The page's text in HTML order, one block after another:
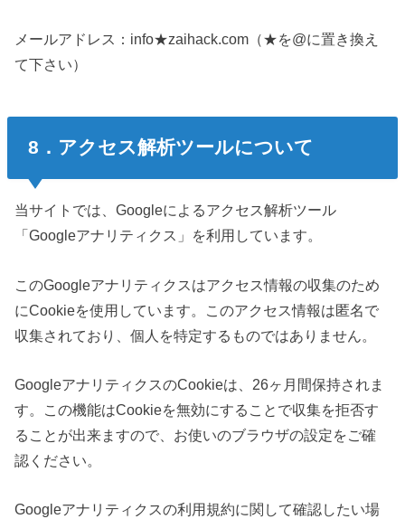
メールアドレス：info★zaihack.com（★を@に置き換え
て下さい）
8．アクセス解析ツールについて
当サイトでは、Googleによるアクセス解析ツール
「Googleアナリティクス」を利用しています。
このGoogleアナリティクスはアクセス情報の収集のため
にCookieを使用しています。このアクセス情報は匿名で
収集されており、個人を特定するものではありません。
GoogleアナリティクスのCookieは、26ヶ月間保持されま
す。この機能はCookieを無効にすることで収集を拒否す
ることが出来ますので、お使いのブラウザの設定をご確
認ください。
Googleアナリティクスの利用規約に関して確認したい場